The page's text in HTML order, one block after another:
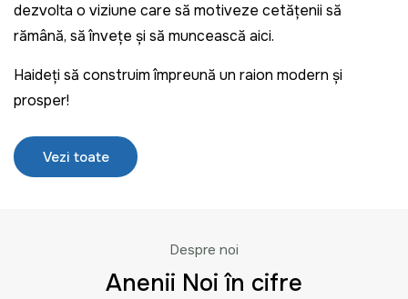
dezvolta o viziune care să motiveze cetățenii să
rămână, să învețe și să muncească aici.
Haideți să construim împreună un raion modern și
prosper!
Vezi toate
Despre noi
Anenii Noi în cifre